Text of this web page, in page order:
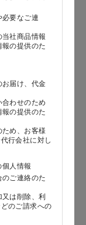
必要なご連
社商品情報
の提供のた
お届け、代金
わせのため
の提供のた
め、お客様
行会社に対し
人情報
ご連絡のた
は削除、利
のご請求への